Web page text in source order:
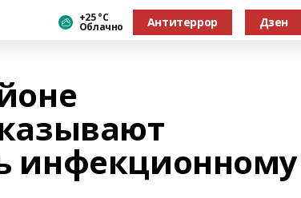
+25 °С
Облачно Антитеррор Дзен
инфекционному